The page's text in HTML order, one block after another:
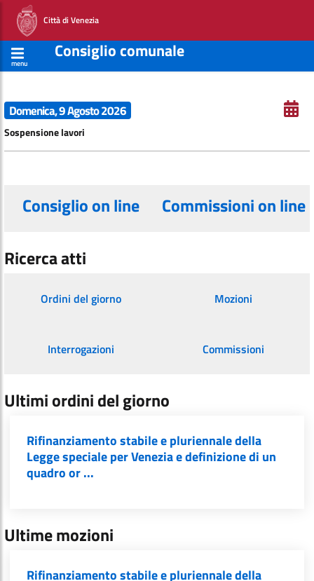
Città di Venezia
menu
Consiglio comunale
Domenica, 9 Agosto 2026
Sospensione lavori
Consiglio on line Commissioni on line
Ricerca atti
Ordini del giorno Mozioni
Interrogazioni Commissioni
Ultimi ordini del giorno
Rifinanziamento stabile e pluriennale della
Legge speciale per Venezia e definizione di un
quadro or ...
Ultime mozioni
Rifinanziamento stabile e pluriennale della